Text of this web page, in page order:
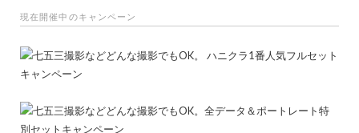
現在開催中のキャンペーン